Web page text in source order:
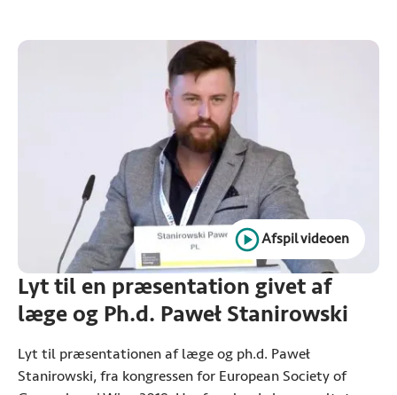
Lyt til en præsentation givet af
læge og Ph.d. Paweł Stanirowski
Lyt til præsentationen af læge og ph.d. Paweł
Stanirowski, fra kongressen for European Society of
Afspil videoen